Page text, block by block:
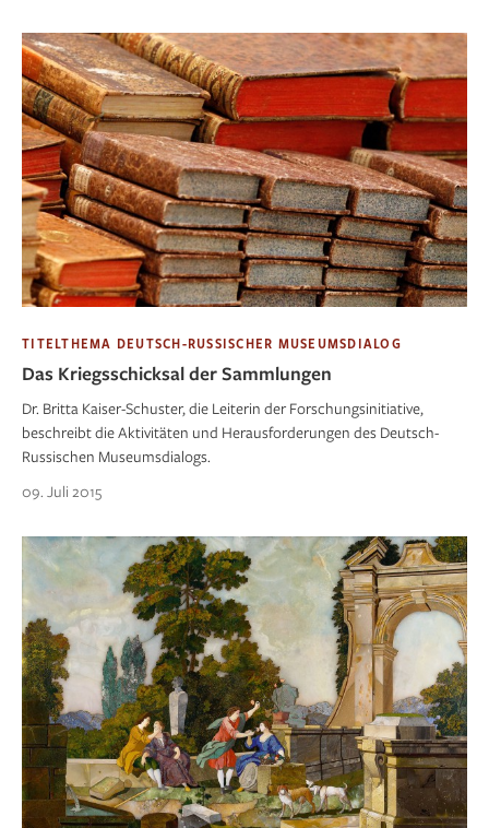
TITELTHEMA DEUTSCH-RUSSISCHER MUSEUMSDIALOG
Das Kriegsschicksal der Sammlungen
Dr. Britta Kaiser-Schuster, die Leiterin der Forschungsinitiative,
beschreibt die Aktivitäten und Herausforderungen des Deutsch-
Russischen Museumsdialogs.
09. Juli 2015